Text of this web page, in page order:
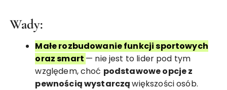
Wady:
Małe rozbudowanie funkcji sportowych
oraz smart — nie jest to lider pod tym
względem, choć podstawowe opcje z
pewnością wystarcząwiększości osób.